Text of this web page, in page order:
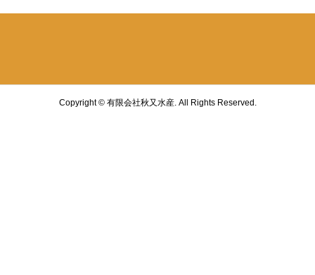
Copyright ©有限会社秋又水産. All Rights Reserved.